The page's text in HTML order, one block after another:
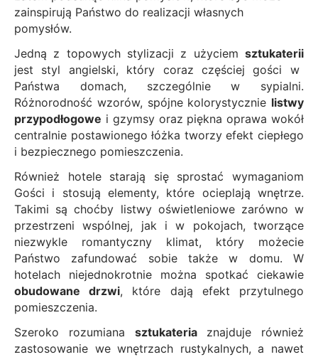
zainspirują Państwo do realizacji własnych
pomysłów.
Jedną z topowych stylizacji z użyciem sztukaterii
jest styl angielski, który coraz częściej gości w
Państwa domach, szczególnie w sypialni.
Różnorodność wzorów, spójne kolorystycznie listwy
przypodłogowe i gzymsy oraz piękna oprawa wokół
centralnie postawionego łóżka tworzy efekt ciepłego
i bezpiecznego pomieszczenia.
Również hotele starają się sprostać wymaganiom
Gości i stosują elementy, które ocieplają wnętrze.
Takimi są choćby listwy oświetleniowe zarówno w
przestrzeni wspólnej, jak i w pokojach, tworzące
niezwykle romantyczny klimat, który możecie
Państwo zafundować sobie także w domu. W
hotelach niejednokrotnie można spotkać ciekawie
obudowane drzwi, które dają efekt przytulnego
pomieszczenia.
Szeroko rozumiana sztukateriaznajduje również
zastosowanie we wnętrzach rustykalnych, a nawet